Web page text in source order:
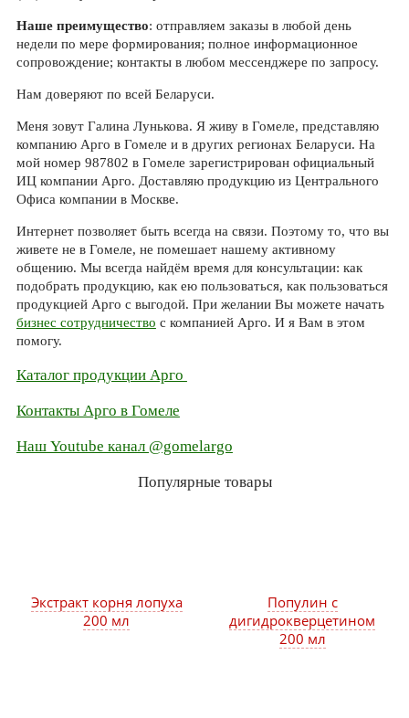
Наше преимущество: отправляем заказы в любой день
недели по мере формирования; полное информационное
сопровождение; контакты в любом мессенджере по запросу.
Нам доверяют по всей Беларуси.
Меня зовут Галина Лунькова. Я живу в Гомеле, представляю
компанию Арго в Гомеле и в других регионах Беларуси. На
мой номер 987802 в Гомеле зарегистрирован официальный
ИЦ компании Арго. Доставляю продукцию из Центрального
Офиса компании в Москве.
Интернет позволяет быть всегда на связи. Поэтому то, что вы
живете не в Гомеле, не помешает нашему активному
общению. Мы всегда найдём время для консультации: как
подобрать продукцию, как ею пользоваться, как пользоваться
продукцией Арго с выгодой. При желании Вы можете начать
бизнес сотрудничество с компанией Арго. И я Вам в этом
помогу.
Каталог продукции Арго
Контакты Арго в Гомеле
Наш Youtube канал @gomelargo
Популярные товары
Экстракт корня лопуха
200 мл
Популин с
дигидрокверцетином
200 мл